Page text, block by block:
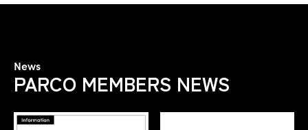
News
PARCO MEMBERS NEWS